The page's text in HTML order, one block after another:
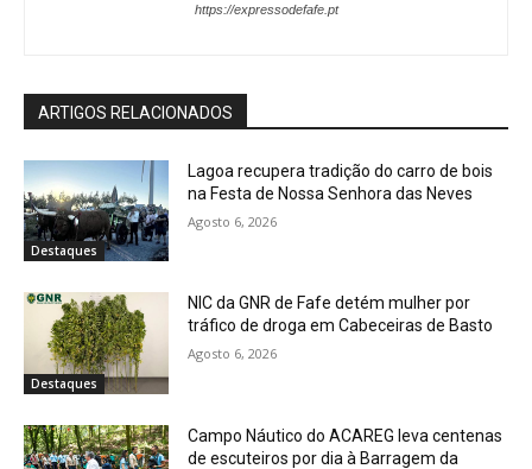
https://expressodefafe.pt
ARTIGOS RELACIONADOS
Destaques
Lagoa recupera tradição do carro de bois
na Festa de Nossa Senhora das Neves
Agosto 6, 2026
Destaques
NIC da GNR de Fafe detém mulher por
tráfico de droga em Cabeceiras de Basto
Agosto 6, 2026
Campo Náutico do ACAREG leva centenas
de escuteiros por dia à Barragem da